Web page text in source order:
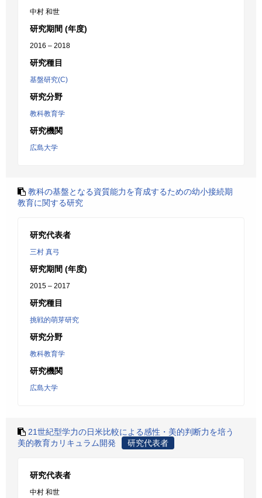
中村 和世
研究期間 (年度)
2016 – 2018
研究種目
基盤研究(C)
研究分野
教科教育学
研究機関
広島大学
教科の基盤となる資質能力を育成するための幼小接続期
教育に関する研究
研究代表者
三村 真弓
研究期間 (年度)
2015 – 2017
研究種目
挑戦的萌芽研究
研究分野
教科教育学
研究機関
広島大学
21世紀型学力の日米比較による感性・美的判断力を培う
美的教育カリキュラム開発
研究代表者
研究代表者
中村 和世